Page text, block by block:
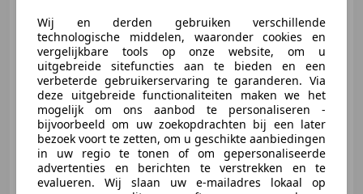
€ 11.950
01/2022 15.303 km Benzine
61 kW (83 PK)
Wij en derden gebruiken verschillende
technologische middelen, waaronder cookies en
vergelijkbare tools op onze website, om u
uitgebreide sitefuncties aan te bieden en een
verbeterde gebruikerservaring te garanderen. Via
deze uitgebreide functionaliteiten maken we het
mogelijk om ons aanbod te personaliseren -
bijvoorbeeld om uw zoekopdrachten bij een later
bezoek voort te zetten, om u geschikte aanbiedingen
in uw regio te tonen of om gepersonaliseerde
advertenties en berichten te verstrekken en te
evalueren. Wij slaan uw e-mailadres lokaal op